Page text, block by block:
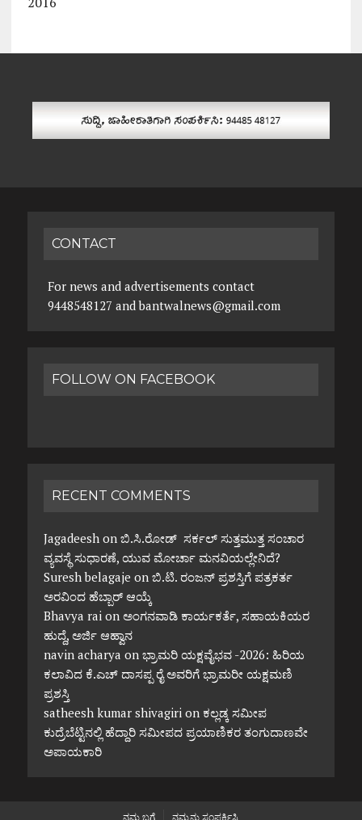
CONTACT
For news and advertisements contact
9448548127 and bantwalnews@gmail.com
FOLLOW ON FACEBOOK
RECENT COMMENTS
Jagadeeshon ಬಿ.ಸಿ.ರೋಡ್ ಸರ್ಕಲ್ ಸುತ್ತಮುತ್ತ ಸಂಚಾರ
ವ್ಯವಸ್ಥೆ ಸುಧಾರಣೆ, ಯುವ ಮೋರ್ಚಾ ಮನವಿಯಲ್ಲೇನಿದೆ?
Suresh belagaje on ಬಿ.ಟಿ. ರಂಜನ್ ಪ್ರಶಸ್ತಿಗೆ ಪತ್ರಕರ್ತ
ಅರವಿಂದ ಹೆಬ್ಬಾರ್ ಆಯ್ಕೆ
Bhavya raion ಅಂಗನವಾಡಿ ಕಾರ್ಯಕರ್ತೆ, ಸಹಾಯಕಿಯರ
ಹುದ್ದೆ, ಅರ್ಜಿ ಆಹ್ವಾನ
navin acharya on ಭ್ರಾಮರಿ ಯಕ್ಷವೈಭವ -2026: ಹಿರಿಯ
ಕಲಾವಿದ ಕೆ.ಎಚ್ ದಾಸಪ್ಪ ರೈ ಅವರಿಗೆ ಭ್ರಾಮರೀ ಯಕ್ಷಮಣಿ
ಪ್ರಶಸ್ತಿ
satheesh kumar shivagirion ಕಲ್ಲಡ್ಕ ಸಮೀಪ
ಕುದ್ರೆಬೆಟ್ಟಿನಲ್ಲಿ ಹೆದ್ದಾರಿ ಸಮೀಪದ ಪ್ರಯಾಣಿಕರ ತಂಗುದಾಣವೇ
ಅಪಾಯಕಾರಿ
ನಮ್ಮ ಬಗ್ಗೆ ನಮ್ಮನ್ನು ಸಂಪರ್ಕಿಸಿ